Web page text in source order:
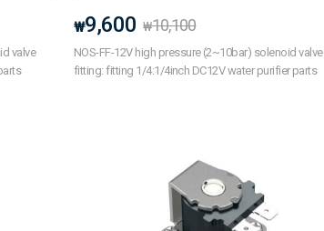
valve
₩9,600 ₩10,100
NOS-FF-12V high pressure (2~10bar) solenoid valve
fitting: fitting 1/4:1/4inch DC12V water purifier parts